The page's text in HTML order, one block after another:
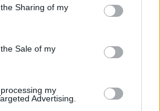
Sharing of my
Sale of my
my
Advertising.
tartalmazza:
cikkarchívum
2 év napon belüli
Előfizetés